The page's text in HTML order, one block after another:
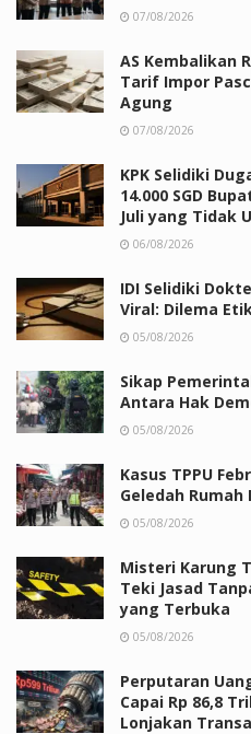
07/08/2026
AS Kembalikan
Tarif Impor
Agung
07/08/2026
KPK Selidiki
14.000 SGD
Juli yang Tidak
06/08/2026
IDI Selidiki
Viral: Dilema
05/08/2026
Sikap
Antara Hak
05/08/2026
Kasus TPPU
Geledah
05/08/2026
Misteri Karung
Teki Jasad
yang Terbuka
05/08/2026
Perputaran
Capai Rp 86,8
Lonjakan